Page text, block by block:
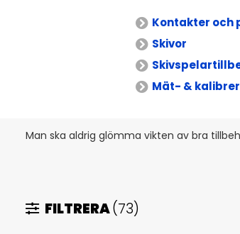
Kontakter och
Skivor
Mät- &
Man ska aldrig glömma vikten av bra
FILTRERA(73)